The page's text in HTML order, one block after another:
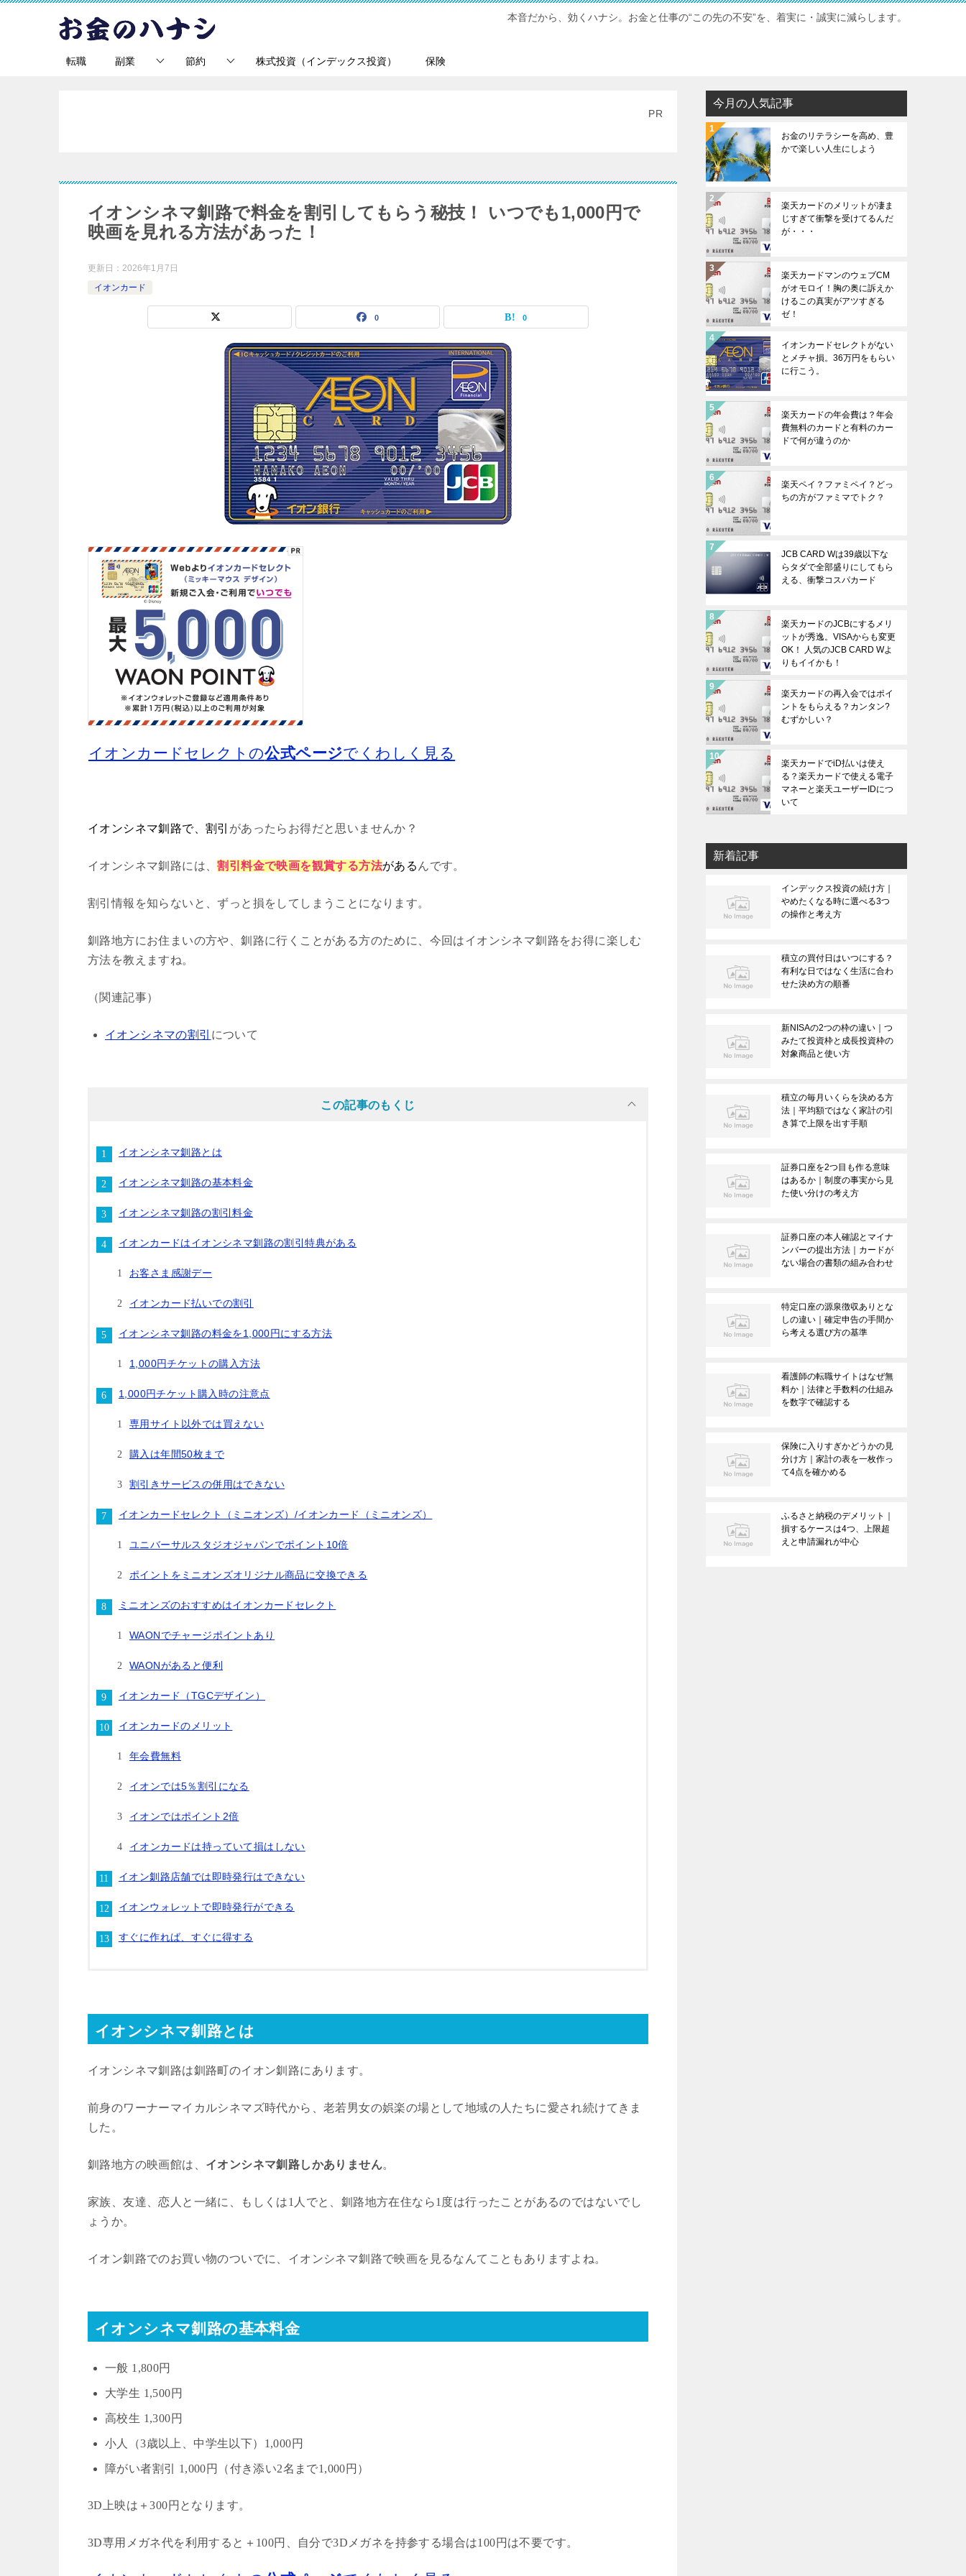
本音だから、効くハナシ。お金と仕事の“この先の不安”を、着実に・誠実に減らします。
転職 副業 節約 株式投資（インデックス投資） 保険
PR
イオンシネマ釧路で料金を割引してもらう秘技！ いつでも1,000円で
映画を見れる方法があった！
更新日： 2026年1月7日
イオンカード
0 0
イオンカードセレクトの公式ページでくわしく見る
イオンシネマ釧路で、割引 があったらお得だと思いませんか？
イオンシネマ釧路には、割引料金で映画を観賞する方法がある んです。
割引情報を知らないと、ずっと損をしてしまうことになります。
釧路地方にお住まいの方や、釧路に行くことがある方のために、今回はイオンシネマ釧路をお得に楽しむ
方法を教え ますね。
（関連記事）
イオンシネマの割引 について
この記事のもくじ
イオンシネマ釧路とは
イオンシネマ釧路の基本料金
イオンシネマ釧路の割引料金
イオンカードはイオンシネマ釧路の割引特典がある
お客さま感謝デー
イオンカード払いでの割引
イオンシネマ釧路の料金を1,000円にする方法
1,000円チケットの購入方法
1,000円チケット購入時の注意点
専用サイト以外では買えない
購入は年間50枚まで
割引きサービスの併用はできない
イオンカードセレクト（ミニオンズ）/イオンカード（ミニオンズ）
ユニバーサルスタジオジャパンでポイント10倍
ポイントをミニオンズオリジナル商品に交換できる
ミニオンズのおすすめはイオンカードセレクト
WAONでチャージポイントあり
WAONがあると便利
イオンカード（TGCデザイン）
イオンカードのメリット
年会費無料
イオンでは5％割引になる
イオンではポイント2倍
イオンカードは持っていて損はしない
イオン釧路店舗では即時発行はできない
イオンウォレットで即時発行ができる
すぐに作れば、すぐに得する
イオンシネマ釧路とは
イオンシネマ釧路は釧路町のイオン釧路にあります。
前身のワーナーマイカルシネマズ時代から、老若男女の娯楽の場として地域の人たちに愛され続けてきま
した。
釧路地方の映画館は、 イオンシネマ釧路しかありません。
家族、友達、恋人と一緒に、もしくは1 人でと、釧路地方在住なら1 度は行ったことがあるのではないでし
ょうか。
イオン釧路でのお買い物のついでに、イオンシネマ釧路で映画を見るなんてこともありますよね。
イオンシネマ釧路の基本料金
一般 1,800円
大学生 1,500 円
高校生 1,300 円
小人（3歳以上、中学生以下） 1,000 円
障がい者割引 1,000 円（付き添い2名まで1,000 円）
3D 上映は＋300 円となります。
3D専用メガネ代を利用すると＋ 100円、自分で3D メガネを持参する場合は100 円は不要です。
今月の人気記事
お金のリテラシーを高め、豊
かで楽しい人生にしよう
楽天カードのメリットが凄ま
じすぎて衝撃を受けてるんだ
が・・・
楽天カードマンのウェブCM
がオモロイ！胸の奥に訴えか
けるこの真実がアツすぎる
ゼ！
イオンカードセレクトがない
とメチャ損。36万円をもらい
に行こう。
楽天カードの年会費は？年会
費無料のカードと有料のカー
ドで何が違うのか
楽天ペイ？ファミペイ？どっ
ちの方がファミマでトク？
JCB CARD Wは39歳以下な
らタダで全部盛りにしてもら
える、衝撃コスパカード
楽天カードのJCBにするメリ
ットが秀逸。VISAからも変更
OK！ 人気のJCB CARD Wよ
りもイイかも！
楽天カードの再入会ではポイ
ントをもらえる？カンタン?
むずかしい？
楽天カードでiD払いは使え
る？楽天カードで使える電子
マネーと楽天ユーザーIDにつ
いて
新着記事
インデックス投資の続け方｜
やめたくなる時に選べる3つ
の操作と考え方
積立の買付日はいつにする？
有利な日ではなく生活に合わ
せた決め方の順番
新NISAの2つの枠の違い｜つ
みたて投資枠と成長投資枠の
対象商品と使い方
積立の毎月いくらを決める方
法｜平均額ではなく家計の引
き算で上限を出す手順
証券口座を2つ目も作る意味
はあるか｜制度の事実から見
た使い分けの考え方
証券口座の本人確認とマイナ
ンバーの提出方法｜カードが
ない場合の書類の組み合わせ
特定口座の源泉徴収ありとな
しの違い｜確定申告の手間か
ら考える選び方の基準
看護師の転職サイトはなぜ無
料か｜法律と手数料の仕組み
を数字で確認する
保険に入りすぎかどうかの見
分け方｜家計の表を一枚作っ
て4点を確かめる
ふるさと納税のデメリット｜
損するケースは4つ、上限超
えと申請漏れが中心